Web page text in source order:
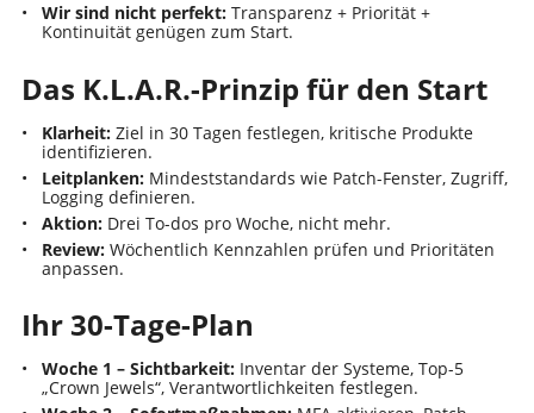
Wir sind nicht perfekt: Transparenz + Priorität +
Kontinuität genügen zum Start.
Das K.L.A.R.-Prinzip für den Start
Klarheit: Ziel in 30 Tagen festlegen, kritische Produkte
identifizieren.
Leitplanken: Mindeststandards wie Patch-Fenster, Zugriff,
Logging definieren.
Aktion: Drei To-dos pro Woche, nicht mehr.
Review: Wöchentlich Kennzahlen prüfen und Prioritäten
anpassen.
Ihr 30-Tage-Plan
Woche 1 – Sichtbarkeit: Inventar der Systeme, Top-5
„Crown Jewels“, Verantwortlichkeiten festlegen.